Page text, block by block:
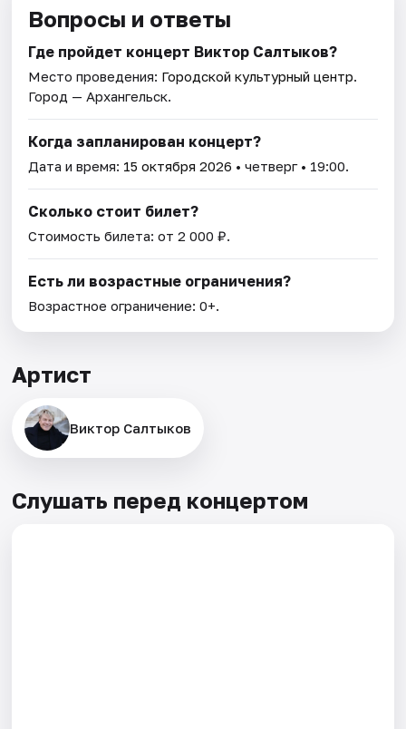
Вопросы и ответы
Где пройдет концерт Виктор Салтыков?
Место проведения: Городской культурный центр.
Город — Архангельск.
Когда запланирован концерт?
Дата и время: 15 октября 2026 • четверг • 19:00.
Сколько стоит билет?
Стоимость билета: от 2 000 ₽.
Есть ли возрастные ограничения?
Возрастное ограничение: 0+.
Артист
Виктор Салтыков
Слушать перед концертом